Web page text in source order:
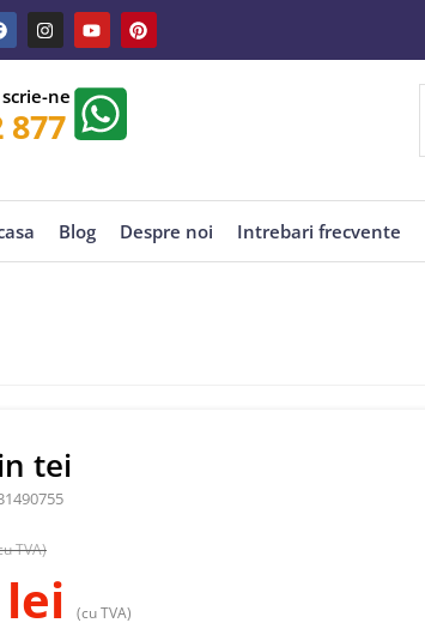
ne
877
Blog Despre noi Intrebari frecvente
tei
TVA)
lei (cu TVA)